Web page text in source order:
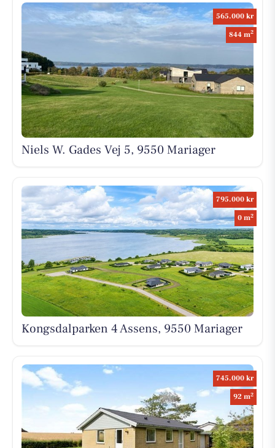
565.000 kr
844 m2
Niels W. Gades Vej 5, 9550 Mariager
795.000 kr
0 m2
Kongsdalparken 4 Assens, 9550 Mariager
745.000 kr
92 m2